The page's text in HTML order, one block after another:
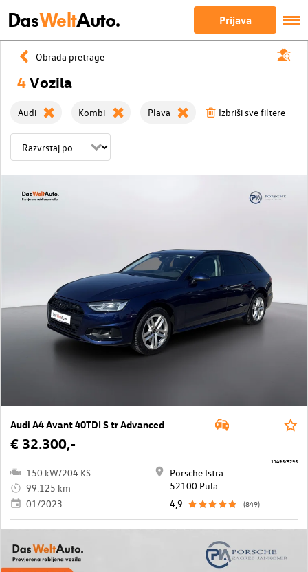
DasWeltAuto. Prijava
Obrada pretrage
4Vozila
Audi Kombi Plava Izbriši sve filtere
Audi A4 Avant 40TDI S tr Advanced
€ 32.300,-
150 kW/204 KS
99.125 km
01/2023
Porsche Istra
52100 Pula
4,9
(849)
11495/5295